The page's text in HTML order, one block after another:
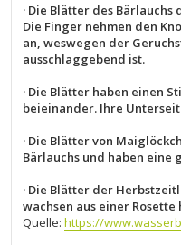
· Die Blätter des
Die Finger nehmen den
an, weswegen der
ausschlaggebend ist.
· Die Blätter haben einen
beieinander. Ihre
· Die Blätter von
Bärlauchs und haben eine
· Die Blätter der
wachsen aus einer Rosette
Quelle: https://